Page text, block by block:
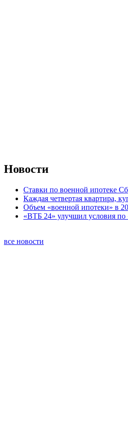
Новости
Ставки по военной ипотеке
Каждая четвертая квартира,
Объем «военной ипотеки» в
«ВТБ 24» улучшил условия по
все новости